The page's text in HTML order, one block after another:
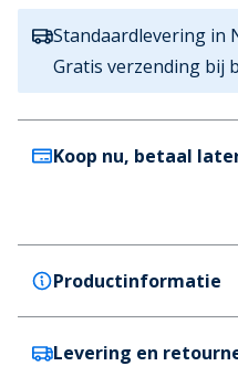
Standaardlevering in
Gratis verzending bij
Koop nu, betaal
Productinformatie
ARKK Copenhagen
Levering en